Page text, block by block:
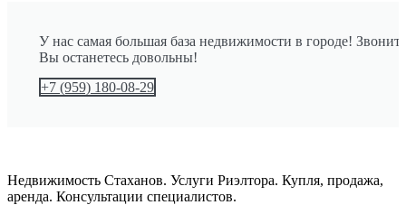
У нас самая большая база недвижимости в городе!
Вы останетесь довольны!
+7 (959) 180-08-29
Недвижимость Стаханов. Услуги Риэлтора. Купля, продажа,
аренда. Консультации специалистов.